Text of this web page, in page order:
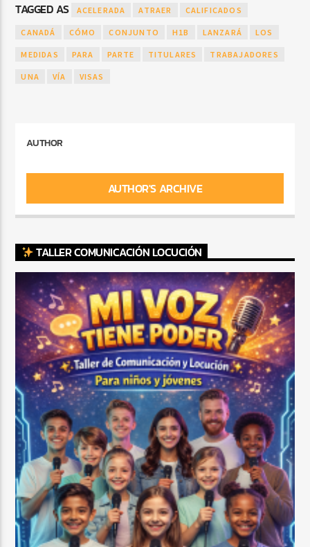
TAGGED AS ACELERADA ATRAER CALIFICADOS
CANADÁ CÓMO CONJUNTO H1B LANZARÁ LOS
MEDIDAS PARA PARTE TITULARES TRABAJADORES
UNA VÍA VISAS
AUTHOR
AUTHOR'S ARCHIVE
TALLER COMUNICACIÓN LOCUCIÓN